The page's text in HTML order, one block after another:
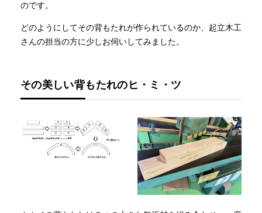
のです。
どのようにしてその背もたれが作られているのか、起立木工
さんの担当の方に少しお伺いしてみました。
その美しい背もたれのヒ・ミ・ツ